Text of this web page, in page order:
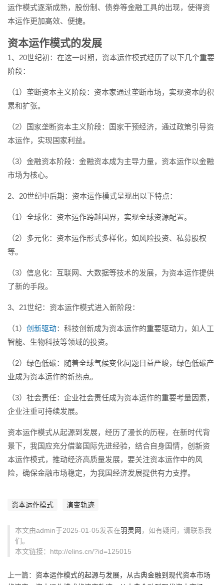
运作模式逐渐成熟，股份制、债券等金融工具的出现，使得资
本运作更加高效、便捷。
资本运作模式的发展
1、20世纪初：在这一时期，资本运作模式经历了以下几个重要
阶段：
（1）垄断资本主义阶段：资本家通过垄断市场，实现资本的积
累和扩张。
（2）国家垄断资本主义阶段：国家干预经济，通过政策引导资
本运作，实现国家利益。
（3）金融资本阶段：金融资本成为主导力量，资本运作以金融
市场为核心。
2、20世纪中后期：资本运作模式呈现出以下特点：
（1）全球化：资本运作跨越国界，实现全球资源配置。
（2）多元化：资本运作形式多样化，如风险投资、私募股权
等。
（3）信息化：互联网、大数据等技术的发展，为资本运作提供
了新的手段。
3、21世纪：资本运作模式进入新阶段：
（1） 创新驱动：科技创新成为资本运作的重要驱动力，如人工
智能、生物科技等领域的投资。
（2）绿色低碳：随着全球气候变化问题日益严峻，绿色低碳产
业成为资本运作的新热点。
（3）社会责任：企业社会责任成为资本运作的重要考量因素，
企业注重可持续发展。
资本运作模式从起源到发展，经历了漫长的历程，在新时代背
景下，我国应充分借鉴国际先进经验，结合自身国情，创新资
本运作模式，推动经济高质量发展，要关注资本运作中的风
险，确保金融市场稳定，为我国经济发展提供有力支撑。
资本运作模式 演变轨迹
本文由admin于2025-01-05发表在羽灵网 ，如有疑问，请联系我
们。
本文链接：http://elins.cn/?id=125015
上一篇： 资本运作模式的起源与发展，从古典金融到现代资本市场